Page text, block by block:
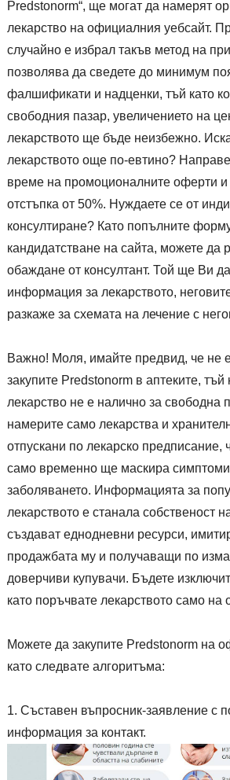
Predstonorm“, ще могат да намерят
лекарство на официалния уебсайт.
случайно е избрал такъв метод на
позволява да сведете до минимум
фалшификати и надценки, тъй като
свободния пазар, увеличението на
лекарството ще бъде неизбежно.
лекарството още по-евтино?
време на промоционалните оферти и
отстъпка от 50%. Нуждаете се от
консултиране? Като попълните
кандидатстване на сайта, можете да
обаждане от консултант. Той ще Ви
информация за лекарството,
разкаже за схемата на лечение с
Важно! Моля, имайте предвид, че не
закупите Predstonorm в аптеките, тъй
лекарство не е налично за свободна
намерите само лекарства и
отпускани по лекарско предписание,
само временно ще маскира
заболяването. Информацията за
лекарството е станала собственост
създават еднодневни ресурси,
продажбата му и получаващи по
доверчиви купувачи. Бъдете
като поръчвате лекарството само на
Можете да закупите Predstonorm на
като следвате алгоритъма:
Съставен въпросник-заявление с
информация за контакт.